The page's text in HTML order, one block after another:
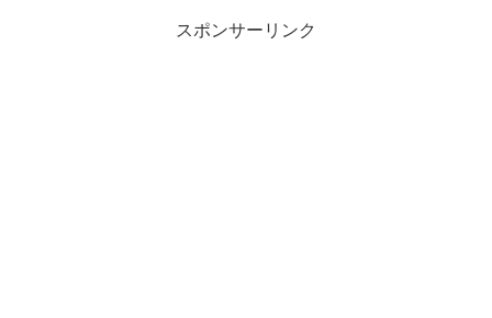
スポンサーリンク